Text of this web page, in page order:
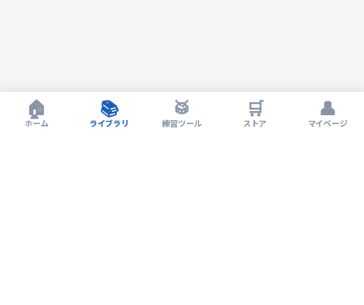
🏠
ホーム
📚
ライブラリ
🥁
練習ツール
🛒
ストア
👤
マイページ